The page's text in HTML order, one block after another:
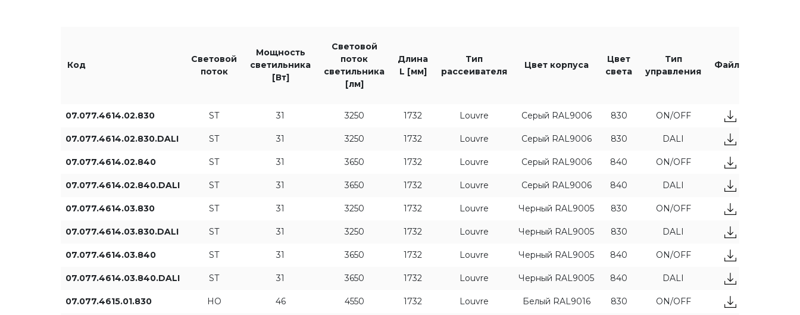
ПРИМЕНИТЬ ФИЛЬТРЫ
Код
Световой
поток
Мощность
светильника
[Вт]
Световой
поток
светильника
[лм]
Длина
L [мм]
Тип
рассеивателя
Цвет корпуса
Цвет
света
Тип
управления
Файлы
07.077.4614.02.830 ST 31 3250 1732 Louvre Серый RAL9006 830 ON/OFF
07.077.4614.02.830.DALI ST 31 3250 1732 Louvre Серый RAL9006 830 DALI
07.077.4614.02.840 ST 31 3650 1732 Louvre Серый RAL9006 840 ON/OFF
07.077.4614.02.840.DALI ST 31 3650 1732 Louvre Серый RAL9006 840 DALI
07.077.4614.03.830 ST 31 3250 1732 Louvre Черный RAL9005 830 ON/OFF
07.077.4614.03.830.DALI ST 31 3250 1732 Louvre Черный RAL9005 830 DALI
07.077.4614.03.840 ST 31 3650 1732 Louvre Черный RAL9005 840 ON/OFF
07.077.4614.03.840.DALI ST 31 3650 1732 Louvre Черный RAL9005 840 DALI
07.077.4615.01.830 HO 46 4550 1732 Louvre Белый RAL9016 830 ON/OFF